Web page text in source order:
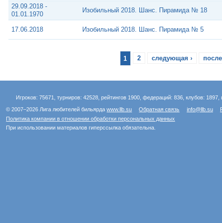
29.09.2018 -
01.01.1970
Изобильный 2018. Шанс. Пирамида № 18
17.06.2018 Изобильный 2018. Шанс. Пирамида № 5
1 2 следующая ›
Игроков: 75671, турниров: 42528, рейтингов 1900, федераций: 836, клубов:
© 2007–2026 Лига любителей бильярдаwww.llb.su Обратная связь info@llb.su
Политика компании в отношении обработки персональных данных
При использовании материалов гиперссылка обязательна.